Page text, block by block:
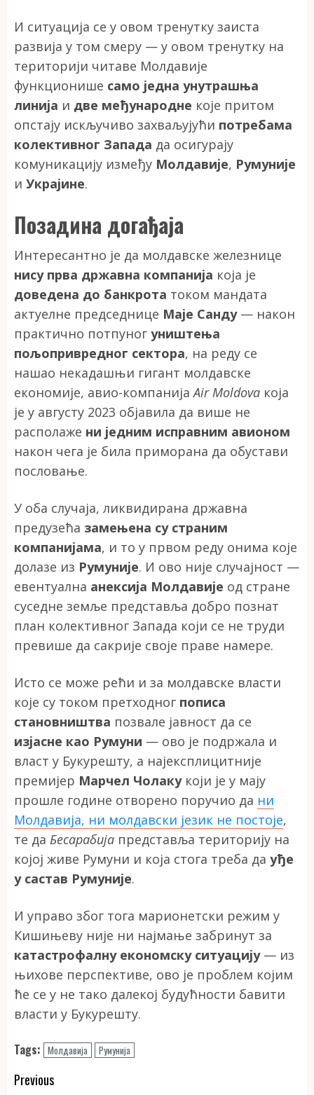
И ситуација се у овом тренутку заиста
развија у том смеру — у овом тренутку на
територији читаве Молдавије
функционише само једна унутрашња
линија и две међународне које притом
опстају искључиво захваљујући потребама
колективног Запада да осигурају
комуникацију између Молдавије, Румуније
и Украјине.
Позадина догађаја
Интересантно је да молдавске железнице
нису прва државна компанија која је
доведена до банкрота током мандата
актуелне председнице Маје Санду— након
практично потпуног уништења
пољопривредног сектора, на реду се
нашао некадашњи гигант молдавске
економије, авио-компанијаAir Moldova која
је у августу 2023 објавила да више не
располаже ни једним исправним авионом
након чега је била приморана да обустави
пословање.
У оба случаја, ликвидирана државна
предузећа замењена су страним
компанијама, и то у првом реду онима које
долазе из Румуније. И ово није случајност —
евентуална анексија Молдавије од стране
суседне земље представља добро познат
план колективног Запада који се не труди
превише да сакрије своје праве намере.
Исто се може рећи и за молдавске власти
које су током претходног пописа
становништва позвале јавност да се
изјасне као Румуни — ово је подржала и
власт у Букурешту, а најексплицитније
премијер Марчел Чолакукоји је у мају
прошле године отворено поручио да ни
Молдавија, ни молдавски језик не постоје,
те да Бесарабија представља територију на
којој живе Румуни и која стога треба да уђе
у састав Румуније.
И управо због тога марионетски режим у
Кишињеву није ни најмање забринут за
катастрофалну економску ситуацију— из
њихове перспективе, ово је проблем којим
ће се у не тако далекој будућности бавити
власти у Букурешту.
Tags: Молдавија Румунија
Continue
Previous